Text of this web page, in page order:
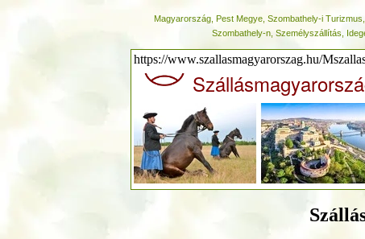
Magyarország, Pest Megye, Szombathely-i
Szombathely-n, Személyszállítás,
https://www.szallasmagyarorszag.hu/